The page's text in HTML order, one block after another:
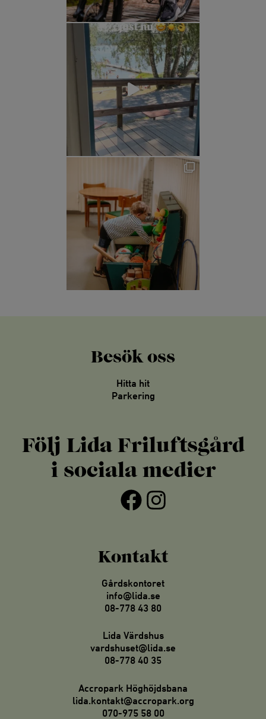
Besök oss
Hitta hit
Parkering
Följ Lida Friluftsgård
i sociala medier
Facebook Instagram
Kontakt
Gårdskontoret
info@lida.se
08-778 43 80
Lida Värdshus
vardshuset@lida.se
08-778 40 35
Accropark Höghöjdsbana
lida.kontakt@accropark.org
070-975 58 00